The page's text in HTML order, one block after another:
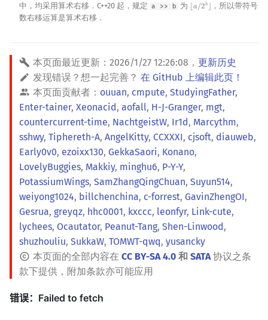
中，均采用算术右移．C++20 起，规定 a >> b 为 ⌊𝑎/2𝑏⌋
a/2b
，所以带符号
数右移运算是算术右移．
本页面最近更新： 2026/1/27 12:26:08 ， 更新历史
发现错误？想一起完善？ 在 GitHub 上编辑此页！
本页面贡献者： ouuan, cmpute, StudyingFather,
Enter-tainer, Xeonacid, aofall, H-J-Granger, mgt,
countercurrent-time, NachtgeistW, Ir1d, Marcythm,
sshwy, Tiphereth-A, AngelKitty, CCXXXI, cjsoft, diauweb,
Early0v0, ezoixx130, GekkaSaori, Konano,
LovelyBuggies, Makkiy, minghu6, P-Y-Y,
PotassiumWings, SamZhangQingChuan, Suyun514,
weiyong1024, billchenchina, c-forrest, GavinZhengOI,
Gesrua, greyqz, hhc0001, kxccc, leonfyr, Link-cute,
lychees, Ocautator, Peanut-Tang, Shen-Linwood,
shuzhouliu, SukkaW, TOMWT-qwq, yusancky
本页面的全部内容在 CC BY-SA 4.0 和 SATA协议之条
款下提供，附加条款亦可能应用